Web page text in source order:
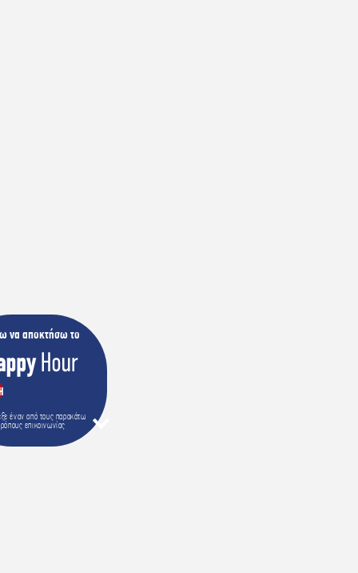
να αποκτήσω το
έναν από τους παρακάτω
επικοινωνίας